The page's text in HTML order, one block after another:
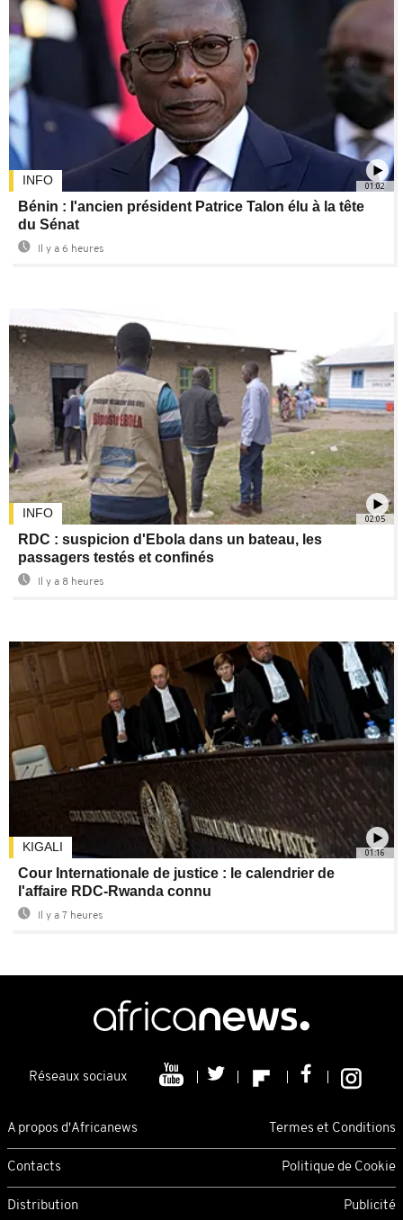
01:02
INFO
Bénin : l'ancien président Patrice Talon élu à la tête
du Sénat
Il y a 6 heures
02:05
INFO
RDC : suspicion d'Ebola dans un bateau, les
passagers testés et confinés
Il y a 8 heures
01:16
KIGALI
Cour Internationale de justice : le calendrier de
l'affaire RDC-Rwanda connu
Il y a 7 heures
Réseaux sociaux
A propos d'Africanews Termes et Conditions
Contacts Politique de Cookie
Distribution Publicité